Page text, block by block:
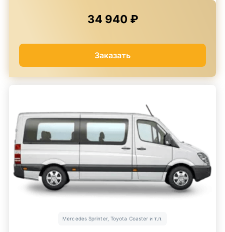
34 940 ₽
Заказать
Mercedes Sprinter, Toyota Coaster и т.п.